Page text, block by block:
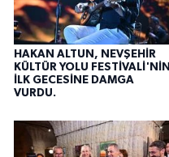
HAKAN ALTUN, NEVŞEHİR
KÜLTÜR YOLU FESTİVALİ'NİN
İLK GECESİNE DAMGA
VURDU.